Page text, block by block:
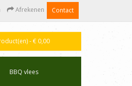
Contact
Afrekenen
- € 0,00
BBQ vlees